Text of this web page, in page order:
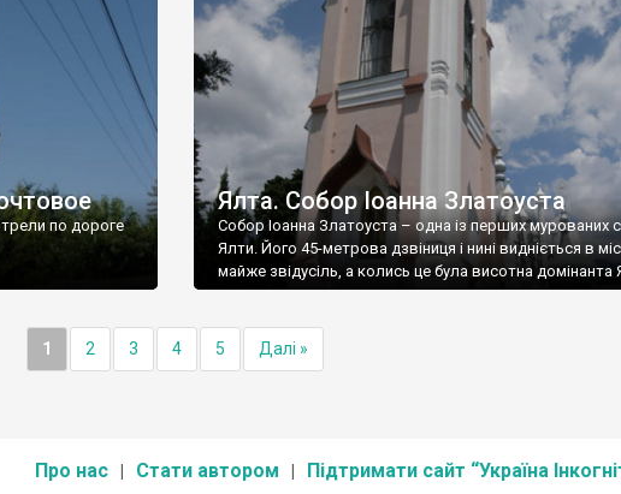
по дороге
Ялта. Собор Іоанна Златоуста
Собор Іоанна Златоуста – одна із перших мурованих
Ялти. Його 45-метрова дзвіниця і нині видніється в
майже звідусіль, а колись це була висотна домінанта
1 2 3 4 5 Далі »
Про нас Стати автором Підтримати сайт “Україна